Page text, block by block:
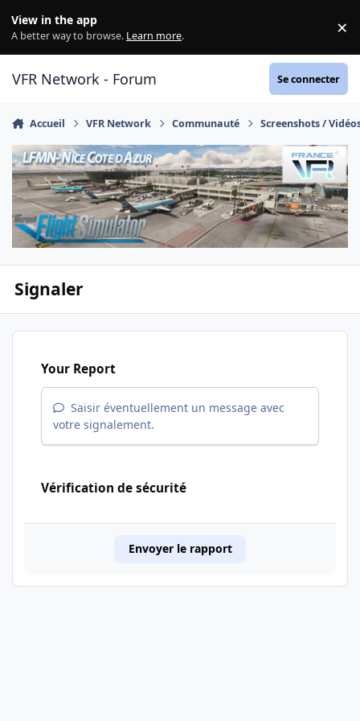
View in the app
A better way to browse. Learn more. ×
VFR Network - Forum Se connecter
Accueil VFR Network Communauté Screenshots /
Signaler
Your Report
Saisir éventuellement un message avec
votre signalement.
Vérification de sécurité
Envoyer le rapport